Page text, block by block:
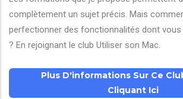
complètement un sujet précis. Mais
perfectionner des fonctionnalités dont vous
? En rejoignant le club Utiliser son Mac.
Plus D'informations Sur Ce
Cliquant Ici